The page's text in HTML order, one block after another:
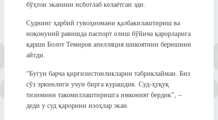
бўҳтон эканини исботлаб келаётган эди.
Суднинг ҳарбий гувоҳномани қалбакилаштириш ва
ноқонуний равишда паспорт олиш бўйича қарорларига
қарши Болот Темиров апелляция шикоятини беришини
айтди.
“Бугун барча қирғизистонликларни табриклайман. Биз
сўз эркинлиги учун бирга курашдик. Суд-ҳуқуқ
тизимини такомиллаштиришга имконият бердик”, –
деди у суд қарорини изоҳлар экан.